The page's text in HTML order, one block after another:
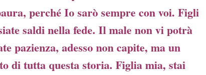
perché Io sarò sempre con voi. Figli
saldi nella fede. Il male non vi potrà
pazienza, adesso non capite, ma un
di tutta questa storia. Figlia mia, stai